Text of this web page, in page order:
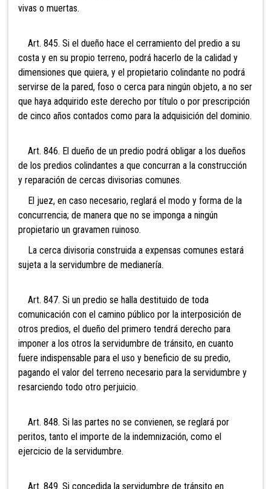
vivas o muertas.
Art. 845. Si el dueño hace el cerramiento del predio a su
costa y en su propio terreno, podrá hacerlo de la calidad y
dimensiones que quiera, y el propietario colindante no podrá
servirse de la pared, foso o cerca para ningún objeto, a no ser
que haya adquirido este derecho por título o por prescripción
de cinco años contados como para la adquisición del dominio.
Art. 846. El dueño de un predio podrá obligar a los dueños
de los predios colindantes a que concurran a la construcción
y reparación de cercas divisorias comunes.
El juez, en caso necesario, reglará el modo y forma de la
concurrencia; de manera que no se imponga a ningún
propietario un gravamen ruinoso.
La cerca divisoria construida a expensas comunes estará
sujeta a la servidumbre de medianería.
Art. 847. Si un predio se halla destituido de toda
comunicación con el camino público por la interposición de
otros predios, el dueño del primero tendrá derecho para
imponer a los otros la servidumbre de tránsito, en cuanto
fuere indispensable para el uso y beneficio de su predio,
pagando el valor del terreno necesario para la servidumbre y
resarciendo todo otro perjuicio.
Art. 848. Si las partes no se convienen, se reglará por
peritos, tanto el importe de la indemnización, como el
ejercicio de la servidumbre.
Art. 849. Si concedida la servidumbre de tránsito en